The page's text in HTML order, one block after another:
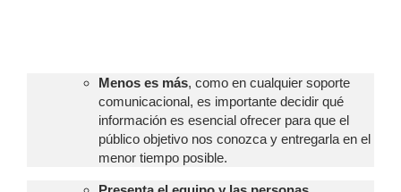
Menos es más, como en cualquier soporte
comunicacional, es importante decidir qué
información es esencial ofrecer para que el
público objetivo nos conozca y entregarla en el
menor tiempo posible.